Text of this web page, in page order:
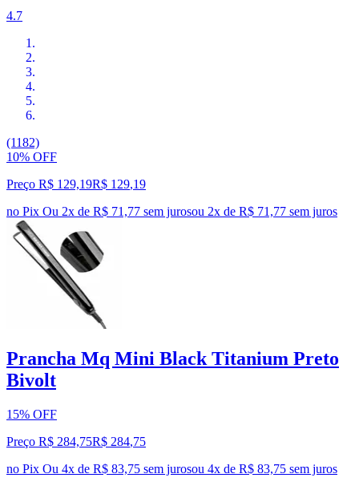
4.7
(1182)
10% OFF
Preço R$ 129,19R$ 129,19
no Pix Ou 2x de R$ 71,77 sem jurosou 2x de R$ 71,77 sem juros
Prancha Mq Mini Black Titanium Preto
Bivolt
15% OFF
Preço R$ 284,75R$ 284,75
no Pix Ou 4x de R$ 83,75 sem jurosou 4x de R$ 83,75 sem juros